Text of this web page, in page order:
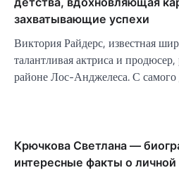
захватывающие успехи
Виктория Райдерс, известная
талантливая актриса и
районе Лос-Анджелеса. С самого
Крючкова Светлана —
интересные факты о